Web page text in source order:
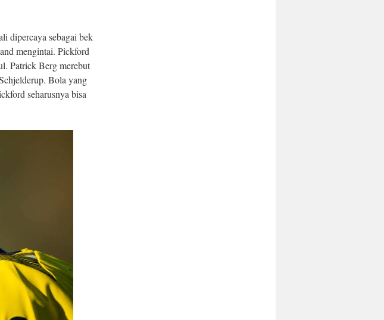
dipercaya sebagai bek
mengintai. Pickford
Patrick Berg merebut
Bola yang
seharusnya bisa